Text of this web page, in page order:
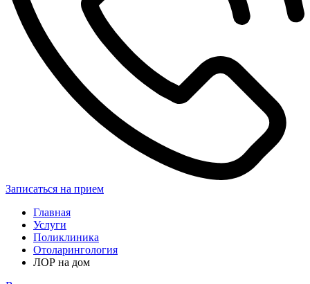
Записаться на прием
Главная
Услуги
Поликлиника
Отоларингология
ЛОР на дом